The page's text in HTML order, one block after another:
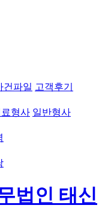
건파일 고객후기
형사 일반형사
법인 태신